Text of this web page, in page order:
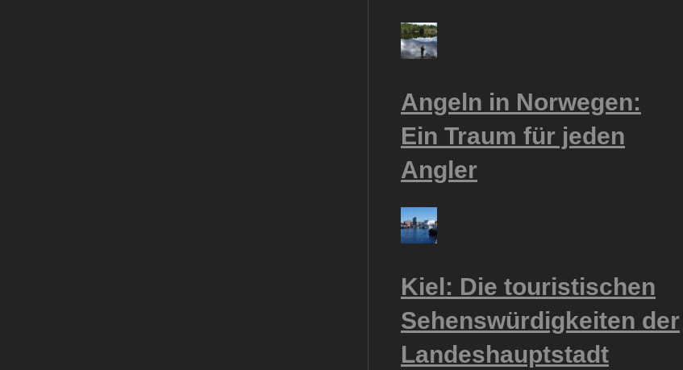
Angeln in Norwegen:
Ein Traum für jeden
Angler
Kiel: Die touristischen
Sehenswürdigkeiten der
Landeshauptstadt